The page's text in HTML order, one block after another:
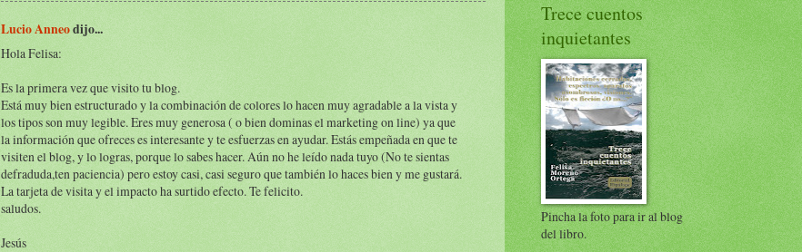
Lucio Anneodijo...
Hola Felisa:
Es la primera vez que visito tu blog.
Está muy bien estructurado y la combinación de colores lo hacen muy agradable a la vista y
los tipos son muy legible. Eres muy generosa ( o bien dominas el marketing on line) ya que
la información que ofreces es interesante y te esfuerzas en ayudar. Estás empeñada en que te
visiten el blog, y lo logras, porque lo sabes hacer. Aún no he leído nada tuyo (No te sientas
defraduda,ten paciencia) pero estoy casi, casi seguro que también lo haces bien y me gustará.
La tarjeta de visita y el impacto ha surtido efecto. Te felicito.
saludos.
Jesús
Trece cuentos
inquietantes
Pincha la foto para ir al blog
del libro.